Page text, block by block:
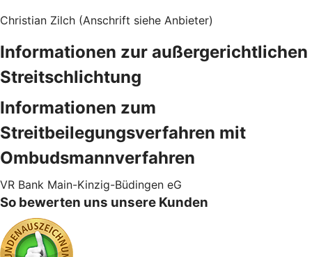
Christian Zilch (Anschrift siehe Anbieter)
Informationen zur außergerichtlichen
Streitschlichtung
Informationen zum
Streitbeilegungsverfahren mit
Ombudsmannverfahren
VR Bank Main-Kinzig-Büdingen eG
So bewerten uns unsere Kunden